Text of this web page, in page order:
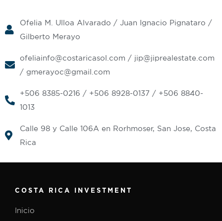
Ofelia M. Ulloa Alvarado / Juan Ignacio Pignataro /
Gilberto Merayo
ofeliainfo@costaricasol.com / jip@jiprealestate.com
/ gmerayoc@gmail.com
+506 8385-0216 / +506 8928-0137 / +506 8840-
1013
Calle 98 y Calle 106A en Rorhmoser, San Jose, Costa
Rica
COSTA RICA INVESTMENT
Inicio